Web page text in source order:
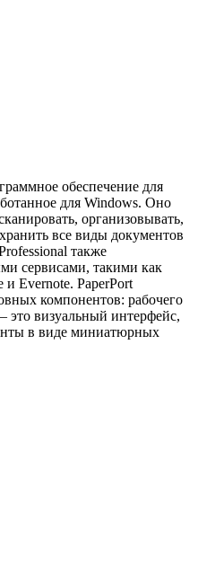
обеспечение для
для Windows. Оно
организовывать,
все виды документов
также
сервисами, такими как
Evernote. PaperPort
компонентов: рабочего
это визуальный интерфейс,
в виде миниатюрных